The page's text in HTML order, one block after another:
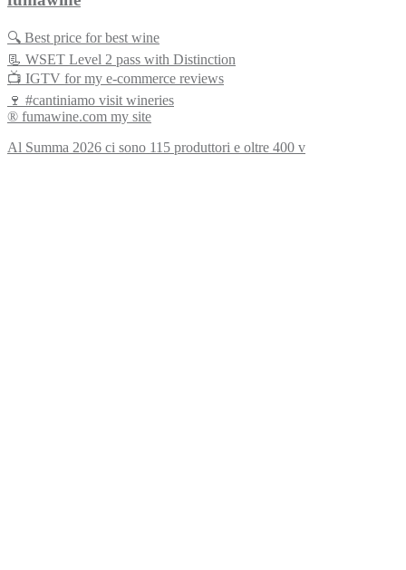
🔍 Best price for best wine
📃 WSET Level 2 pass with Distinction
📺 IGTV for my e-commerce reviews
🍷 #cantiniamo visit wineries
® fumawine.com my site
Al Summa 2026 ci sono 115 produttori e oltre 400 v